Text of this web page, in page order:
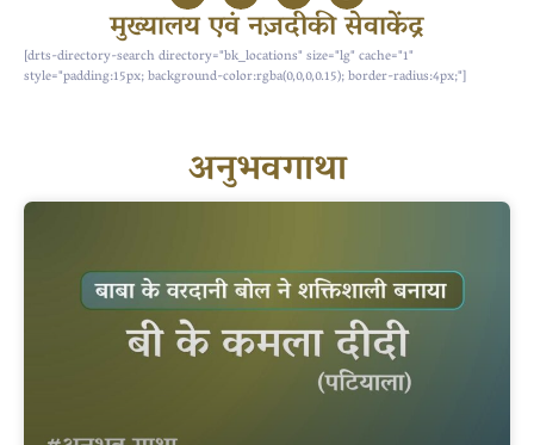
मुख्यालय एवं नज़दीकी सेवाकेंद्र
[drts-directory-search directory="bk_locations" size="lg" cache="1"
style="padding:15px; background-color:rgba(0,0,0,0.15); border-radius:4px;"]
अनुभवगाथा